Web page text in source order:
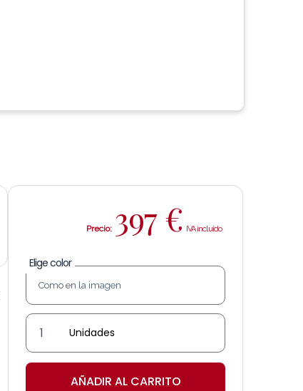
Precio: 397 €
Elige color
Farol
Veneciano
cantidad
AÑADIR AL CARRITO